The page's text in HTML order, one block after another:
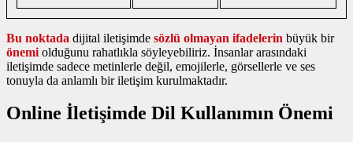
Bu noktada dijital iletişimde sözlü olmayan ifadelerin büyük bir
önemi olduğunu rahatlıkla söyleyebiliriz. İnsanlar arasındaki
iletişimde sadece metinlerle değil, emojilerle, görsellerle ve ses
tonuyla da anlamlı bir iletişim kurulmaktadır.
Online İletişimde Dil Kullanımın Önemi